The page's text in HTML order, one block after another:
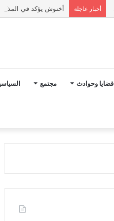
أخبار عاجلة أخنوش يؤكد في المذكرة التوجيهية حول ميزانية 2027 أن
قضايا وحوادث مجتمع